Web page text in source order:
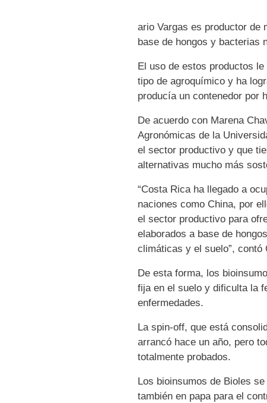
ario Vargas es productor de
base de hongos y bacterias
El uso de estos productos
tipo de agroquímico y ha
producía un contenedor por
De acuerdo con Marena
Agronómicas de la
el sector productivo y que
alternativas mucho más
“Costa Rica ha llegado a
naciones como China, por
el sector productivo para
elaborados a base de
climáticas y el suelo”, contó
De esta forma, los
fija en el suelo y dificulta la
enfermedades.
La spin-off, que está
arrancó hace un año, pero
totalmente probados.
Los bioinsumos de Bioles
también en papa para el